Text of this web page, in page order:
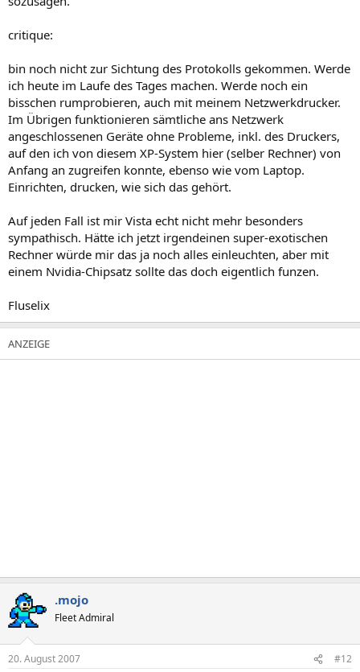
critique:
bin noch nicht zur Sichtung des Protokolls gekommen. Werde
ich heute im Laufe des Tages machen. Werde noch ein
bisschen rumprobieren, auch mit meinem Netzwerkdrucker.
Im Übrigen funktionieren sämtliche ans Netzwerk
angeschlossenen Geräte ohne Probleme, inkl. des Druckers,
auf den ich von diesem XP-System hier (selber Rechner) von
Anfang an zugreifen konnte, ebenso wie vom Laptop.
Einrichten, drucken, wie sich das gehört.
Auf jeden Fall ist mir Vista echt nicht mehr besonders
sympathisch. Hätte ich jetzt irgendeinen super-exotischen
Rechner würde mir das ja noch alles einleuchten, aber mit
einem Nvidia-Chipsatz sollte das doch eigentlich funzen.
Fluselix
.mojo
Fleet Admiral
20. August 2007 #12